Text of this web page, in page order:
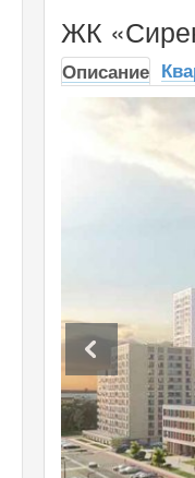
ЖК
Описание